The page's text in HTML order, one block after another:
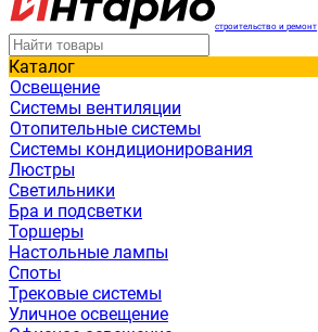
строительство и ремонт
Каталог
Освещение
Системы вентиляции
Отопительные системы
Системы кондиционирования
Люстры
Светильники
Бра и подсветки
Торшеры
Настольные лампы
Споты
Трековые системы
Уличное освещение